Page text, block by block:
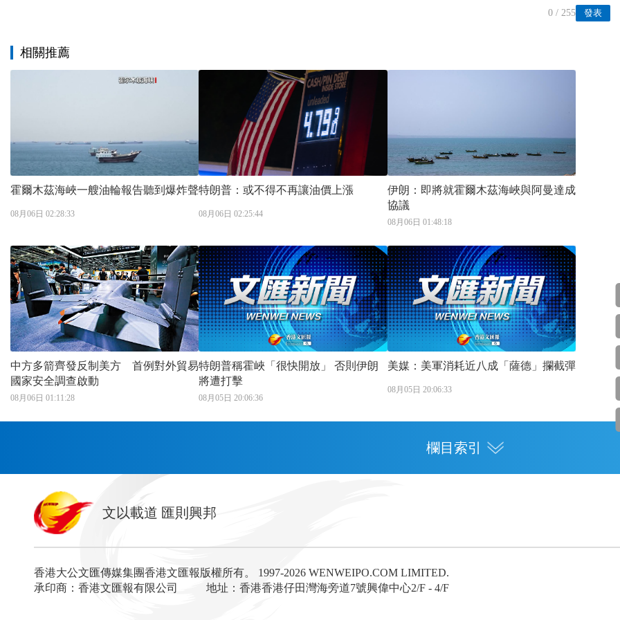
發表
0 / 255
相關推薦
霍爾木茲海峽一艘油輪報告聽到爆炸聲
08月06日 02:28:33
特朗普：或不得不再讓油價上漲
08月06日 02:25:44
伊朗：即將就霍爾木茲海峽與阿曼達成
協議
08月06日 01:48:18
中方多箭齊發反制美方 首例對外貿易
國家安全調查啟動
08月06日 01:11:28
特朗普稱霍峽「很快開放」 否則伊朗
將遭打擊
08月05日 20:06:36
美媒：美軍消耗近八成「薩德」攔截彈
08月05日 20:06:33
欄目索引
首頁
香港
神州
灣區生活 灣區企業 灣區文化 灣區人才
灣區政策
經濟 財經 地產 投資 財評 數字經濟 經湋論
國際
文以載道 匯則興邦
香港大公文匯傳媒集團香港文匯報版權所有。
1997-2026 WENWEIPO.COM LIMITED.
承印商：香港文匯報有限公司
地址：香港香港仔田灣海旁道7號興偉中心2/F - 4/F